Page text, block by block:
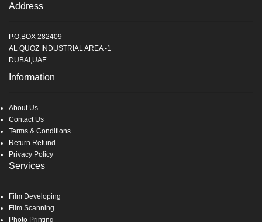
Address
P.O.BOX 282409
AL QUOZ INDUSTRIAL AREA -1
DUBAI,UAE
Information
About Us
Contact Us
Terms & Conditions
Return Refund
Privacy Policy
Services
Film Developing
Film Scanning
Photo Printing